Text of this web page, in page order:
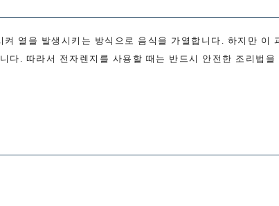
열을 발생시키는 방식으로 음식을 가열합니다. 하지만 이
. 따라서 전자렌지를 사용할 때는 반드시 안전한 조리법을